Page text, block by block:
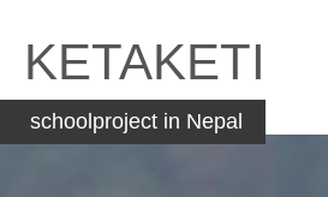
contentKETAKETI
schoolproject in Nepal